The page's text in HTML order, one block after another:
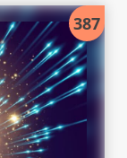
387